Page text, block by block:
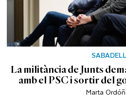
SABADELL
La militància de Junts
amb el PSC i sortir del
Marta